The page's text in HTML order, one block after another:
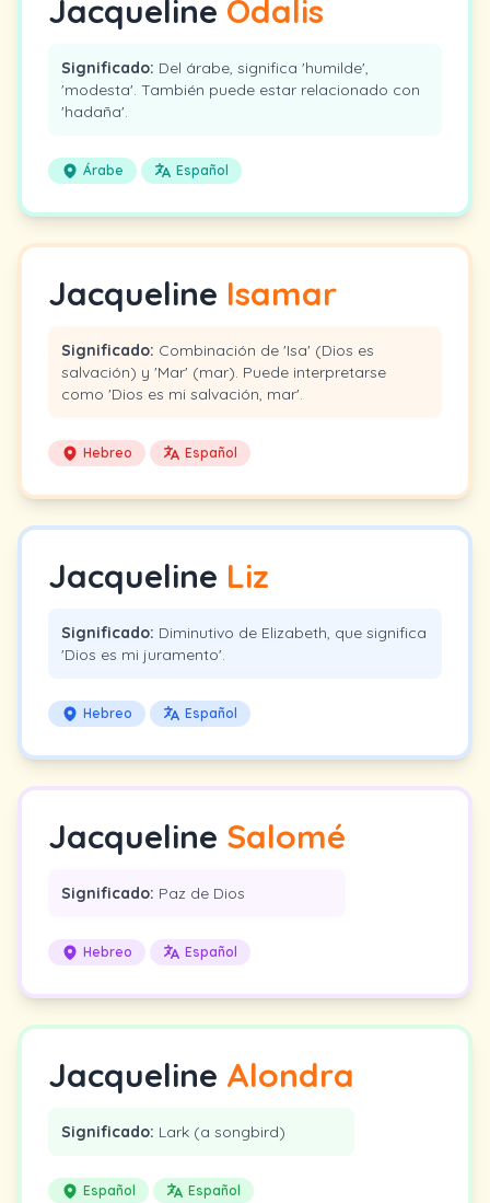
Jacqueline Odalis
Significado: Del árabe, significa 'humilde',
'modesta'. También puede estar relacionado con
'hadaña'.
Árabe Español
Jacqueline Isamar
Significado: Combinación de 'Isa' (Dios es
salvación) y 'Mar' (mar). Puede interpretarse
como 'Dios es mi salvación, mar'.
Hebreo Español
Jacqueline Liz
Significado: Diminutivo de Elizabeth, que significa
'Dios es mi juramento'.
Hebreo Español
Jacqueline Salomé
Significado: Paz de Dios
Hebreo Español
Jacqueline Alondra
Significado: Lark (a songbird)
Español Español